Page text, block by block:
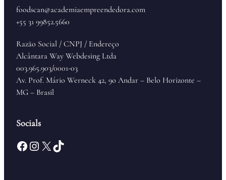
foodscan@academiaempreendedora.com
+55 31 99852.5660
Razão Social / CNPJ / Endereço
Alcântara Way Webdesing Ltda
003.965.903/0001-03
Av. Prof. Mário Werneck 42, 9o Andar – Belo Horizonte –
MG – Brasil
Socials
Facebook Instagram X TikTok